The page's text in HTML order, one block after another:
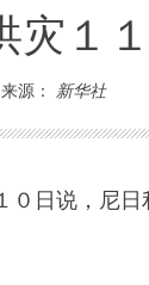
灾１
来源： 新华社
日说，尼日